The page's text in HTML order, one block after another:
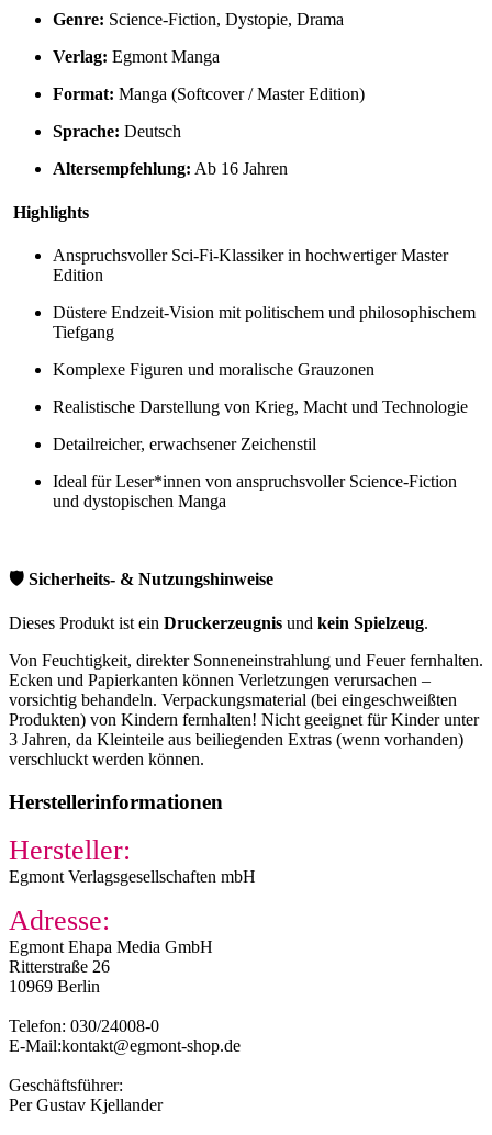
Genre: Science-Fiction, Dystopie, Drama
Verlag: Egmont Manga
Format: Manga (Softcover / Master Edition)
Sprache: Deutsch
Altersempfehlung: Ab 16 Jahren
Highlights
Anspruchsvoller Sci-Fi-Klassiker in hochwertiger Master
Edition
Düstere Endzeit-Vision mit politischem und philosophischem
Tiefgang
Komplexe Figuren und moralische Grauzonen
Realistische Darstellung von Krieg, Macht und Technologie
Detailreicher, erwachsener Zeichenstil
Ideal für Leser*innen von anspruchsvoller Science-Fiction
und dystopischen Manga
🛡️ Sicherheits- & Nutzungshinweise
Dieses Produkt ist ein Druckerzeugnis und kein Spielzeug.
Von Feuchtigkeit, direkter Sonneneinstrahlung und Feuer fernhalten.
Ecken und Papierkanten können Verletzungen verursachen –
vorsichtig behandeln. Verpackungsmaterial (bei eingeschweißten
Produkten) von Kindern fernhalten! Nicht geeignet für Kinder unter
3 Jahren, da Kleinteile aus beiliegenden Extras (wenn vorhanden)
verschluckt werden können.
Herstellerinformationen
Hersteller:
Egmont Verlagsgesellschaften mbH
Adresse:
Egmont Ehapa Media GmbH
Ritterstraße 26
10969 Berlin
Telefon: 030/24008-0
E-Mail:kontakt@egmont-shop.de
Geschäftsführer:
Per Gustav Kjellander